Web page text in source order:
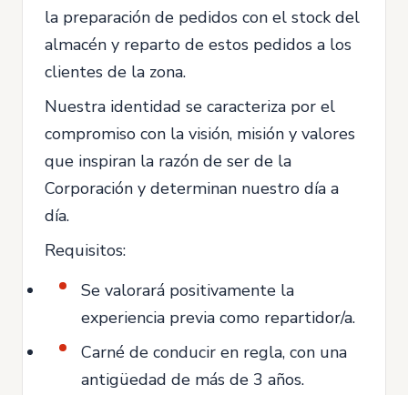
la preparación de pedidos con el stock del
almacén y reparto de estos pedidos a los
clientes de la zona.
Nuestra identidad se caracteriza por el
compromiso con la visión, misión y valores
que inspiran la razón de ser de la
Corporación y determinan nuestro día a
día.
Requisitos:
Se valorará positivamente la
experiencia previa como repartidor/a.
Carné de conducir en regla, con una
antigüedad de más de 3 años.